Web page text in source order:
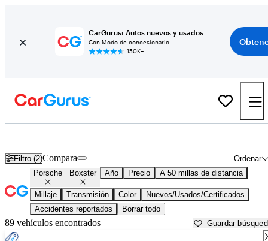
CarGurus: Autos nuevos y usados
Con Modo de concesionario
150K+
Filtro (2) Ordenar
Compara
Porsche Boxster Año Precio A 50 millas de distancia
Millaje Transmisión Color
Nuevos/Usados/Certificados
Accidentes reportados
Borrar todo
89 vehículos encontrados Guardar